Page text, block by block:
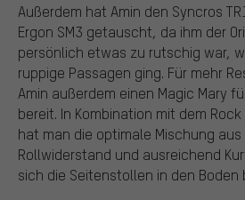
Außerdem hat Amin den Syncros
Ergon SM3 getauscht, da ihm der
persönlich etwas zu rutschig war,
ruppige Passagen ging. Für mehr
Amin außerdem einen Magic Mary
bereit. In Kombination mit dem
hat man die optimale Mischung aus
Rollwiderstand und ausreichend
sich die Seitenstollen in den Boden